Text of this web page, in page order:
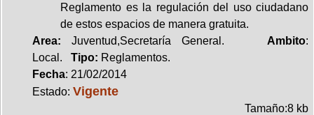
Reglamento es la regulación del uso ciudadano
de estos espacios de manera gratuita.
Area: Juventud,Secretaría General. Ambito:
Local. Tipo: Reglamentos.
Fecha: 21/02/2014
Estado: Vigente
Tamaño:8 kb